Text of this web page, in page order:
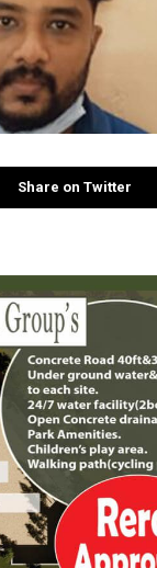
Share on Twitter